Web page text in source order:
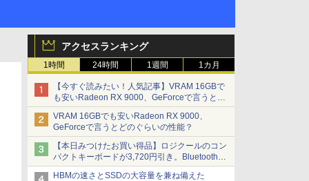
アクセスランキング
1時間 24時間 1週間 1カ月
【今すぐ読みたい！人気記事】VRAM 16GBで
も安いRadeon RX 9000、GeForceで言うとど
のぐらいの性能？ - PC Watch
VRAM 16GBでも安いRadeon RX 9000、
GeForceで言うとどのぐらいの性能？
【本日みつけたお買い得品】ロジクールのコン
パクトキーボードが3,720円引き。Bluetoothで3
台接続対応
HBMの速さとSSDの大容量を兼ね備えた